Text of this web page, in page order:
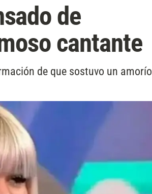
de
cantante
de que sostuvo un amorío